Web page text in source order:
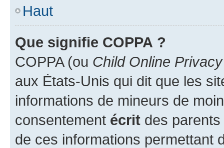
Haut
Que signifie COPPA ?
COPPA (ou Child Online
aux États-Unis qui dit que les
informations de mineurs de
consentement écrit des parents
de ces informations permettant